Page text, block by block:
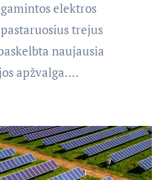
elektros
trejus
naujausia
apžvalga.…